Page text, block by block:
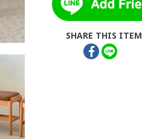
SHARE THIS ITEM